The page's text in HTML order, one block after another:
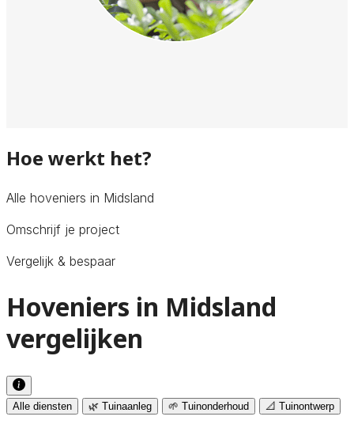
Hoe werkt het?
Alle hoveniers in Midsland
Omschrijf je project
Vergelijk & bespaar
Hoveniers in Midsland
vergelijken
Alle diensten 🌿 Tuinaanleg 🌱 Tuinonderhoud 📐 Tuinontwerp